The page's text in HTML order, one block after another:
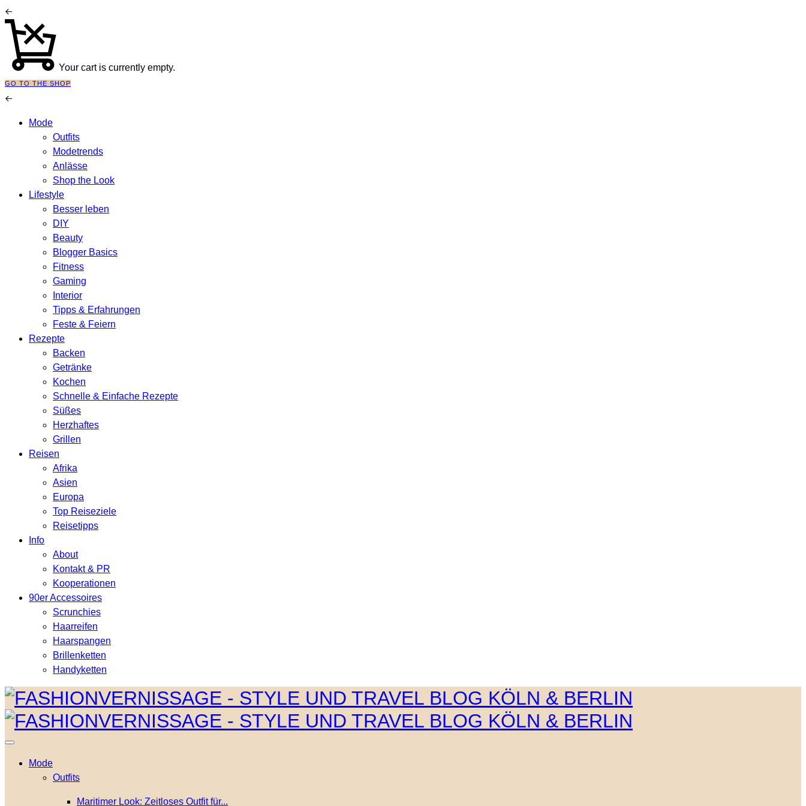
Your cart is currently empty.
GO TO THE SHOP
Mode
Outfits
Modetrends
Anlässe
Shop the Look
Lifestyle
Besser leben
DIY
Beauty
Blogger Basics
Fitness
Gaming
Interior
Tipps & Erfahrungen
Feste & Feiern
Rezepte
Backen
Getränke
Kochen
Schnelle & Einfache Rezepte
Süßes
Herzhaftes
Grillen
Reisen
Afrika
Asien
Europa
Top Reiseziele
Reisetipps
Info
About
Kontakt & PR
Kooperationen
90er Accessoires
Scrunchies
Haarreifen
Haarspangen
Brillenketten
Handyketten
Mode
Outfits
Maritimer Look: Zeitloses Outfit für...